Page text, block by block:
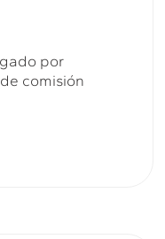
por
comisión